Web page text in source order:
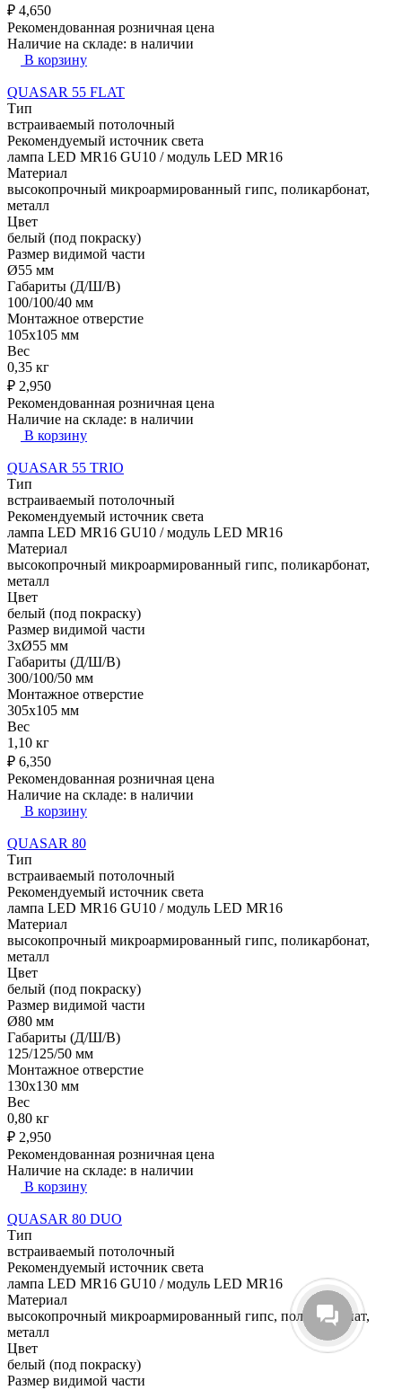
₽ 4,650
Рекомендованная розничная цена
Наличие на складе: в наличии
В корзину
QUASAR 55 FLAT
Тип
встраиваемый потолочный
Рекомендуемый источник света
лампа LED MR16 GU10 / модуль LED MR16
Материал
высокопрочный микроармированный гипс, поликарбонат,
металл
Цвет
белый (под покраску)
Размер видимой части
Ø55 мм
Габариты (Д/Ш/В)
100/100/40 мм
Монтажное отверстие
105x105 мм
Вес
0,35 кг
₽ 2,950
Рекомендованная розничная цена
Наличие на складе: в наличии
В корзину
QUASAR 55 TRIO
Тип
встраиваемый потолочный
Рекомендуемый источник света
лампа LED MR16 GU10 / модуль LED MR16
Материал
высокопрочный микроармированный гипс, поликарбонат,
металл
Цвет
белый (под покраску)
Размер видимой части
3xØ55 мм
Габариты (Д/Ш/В)
300/100/50 мм
Монтажное отверстие
305x105 мм
Вес
1,10 кг
₽ 6,350
Рекомендованная розничная цена
Наличие на складе: в наличии
В корзину
QUASAR 80
Тип
встраиваемый потолочный
Рекомендуемый источник света
лампа LED MR16 GU10 / модуль LED MR16
Материал
высокопрочный микроармированный гипс, поликарбонат,
металл
Цвет
белый (под покраску)
Размер видимой части
Ø80 мм
Габариты (Д/Ш/В)
125/125/50 мм
Монтажное отверстие
130x130 мм
Вес
0,80 кг
₽ 2,950
Рекомендованная розничная цена
Наличие на складе: в наличии
В корзину
QUASAR 80 DUO
Тип
встраиваемый потолочный
Рекомендуемый источник света
лампа LED MR16 GU10 / модуль LED MR16
Материал
высокопрочный микроармированный гипс, поликарбонат,
металл
Цвет
белый (под покраску)
Размер видимой части